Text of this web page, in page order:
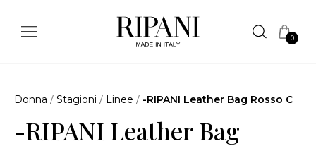
0
Donna / Stagioni / Linee / -RIPANI Leather Bag Rosso C
-RIPANI Leather Bag